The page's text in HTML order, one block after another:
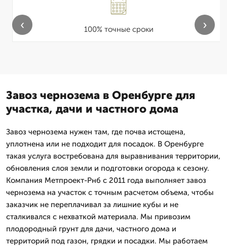
100% точные сроки
‹ ›
Завоз чернозема в Оренбурге для
участка, дачи и частного дома
Завоз чернозема нужен там, где почва истощена,
уплотнена или не подходит для посадок. В Оренбурге
такая услуга востребована для выравнивания территории,
обновления слоя земли и подготовки огорода к сезону.
Компания Метпроект-Рнб с 2011 года выполняет завоз
чернозема на участок с точным расчетом объема, чтобы
заказчик не переплачивал за лишние кубы и не
сталкивался с нехваткой материала. Мы привозим
плодородный грунт для дачи, частного дома и
территорий под газон, грядки и посадки. Мы работаем